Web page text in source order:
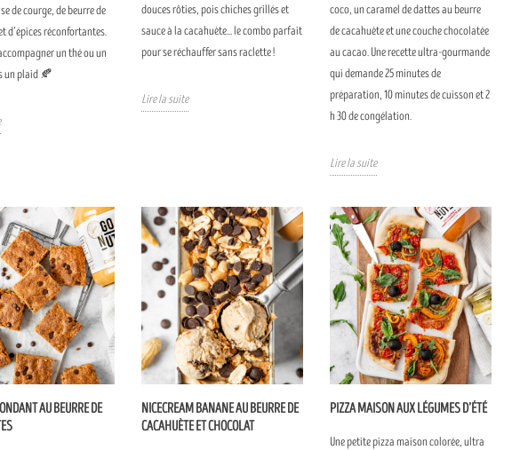
de courge, de beurre de
d’épices réconfortantes.
un thé ou un
un plaid 🍂
douces rôties, pois chiches grillés et
sauce à la cacahuète... le combo parfait
pour se réchauffer sans raclette !
Lire la suite
coco, un caramel de dattes au beurre
de cacahuète et une couche chocolatée
au cacao. Une recette ultra-gourmande
qui demande 25 minutes de
préparation, 10 minutes de cuisson et 2
h 30 de congélation.
Lire la suite
AU BEURRE DE
NICECREAM BANANE AU BEURRE DE
CACAHUÈTE ET CHOCOLAT
PIZZA MAISON AUX LÉGUMES D’ÉTÉ
Une petite pizza maison colorée, ultra